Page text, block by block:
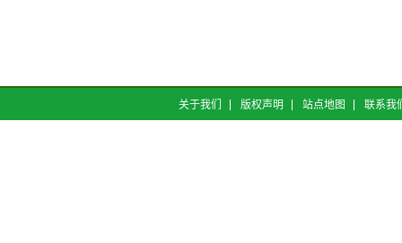
关于我们 版权声明 站点地图 联系我